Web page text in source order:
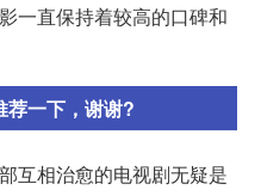
一直保持着较高的口碑和
荐一下，谢谢?
互相治愈的电视剧无疑是